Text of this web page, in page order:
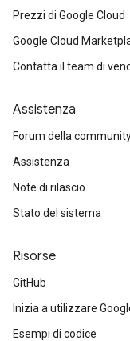
Prezzi di Google Cloud
Google Cloud
Contatta il team di
Assistenza
Forum della
Assistenza
Note di rilascio
Stato del sistema
Risorse
GitHub
Inizia a utilizzare
Esempi di codice